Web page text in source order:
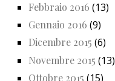
Febbraio 2016 (13)
Gennaio 2016 (9)
Dicembre 2015 (6)
Novembre 2015 (13)
Ottobre 2015 (15)